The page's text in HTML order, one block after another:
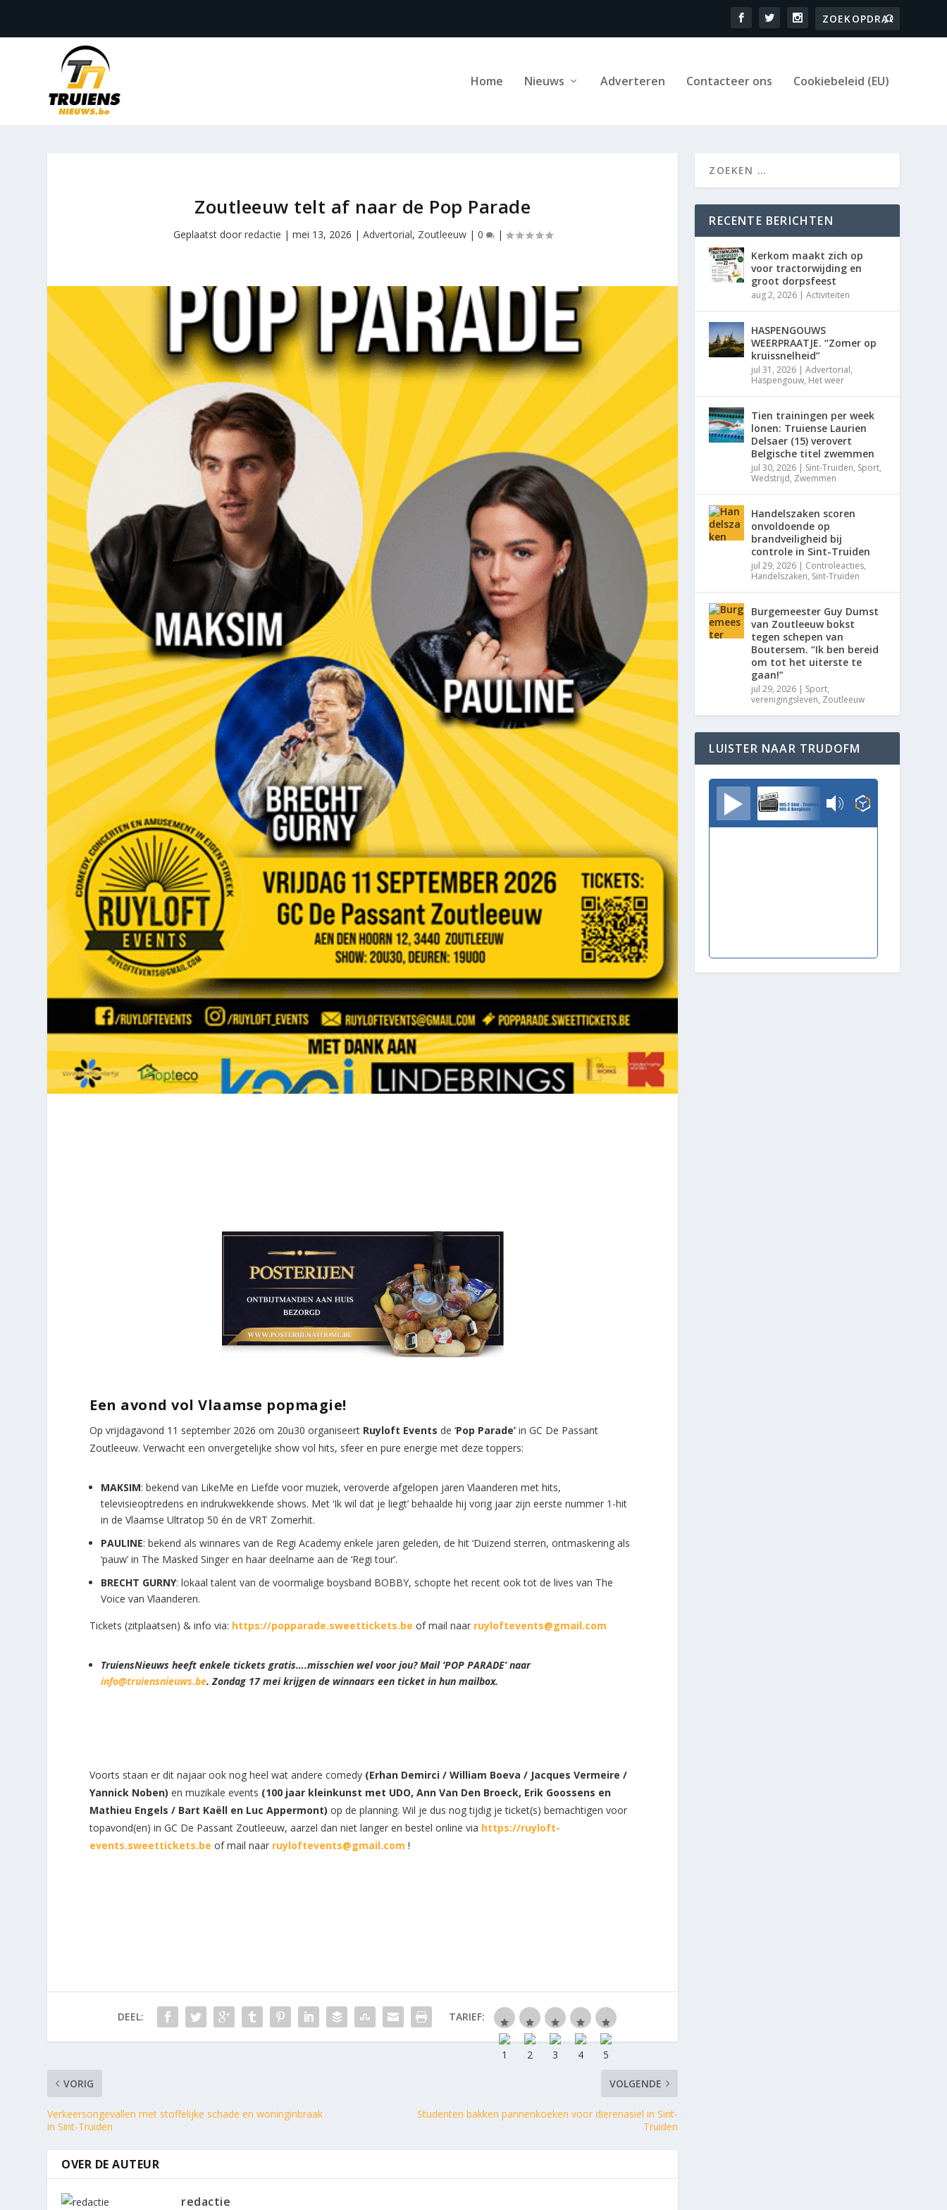
Home Nieuws Adverteren Contacteer ons Cookiebeleid (EU)
Zoutleeuw telt af naar de Pop Parade
Geplaatst door redactie | mei 13, 2026 | Advertorial, Zoutleeuw| 0 |
Een avond vol Vlaamse popmagie!
Op vrijdagavond 11 september 2026 om 20u30 organiseert Ruyloft Events de ‘Pop Parade’ in GC De Passant
Zoutleeuw. Verwacht een onvergetelijke show vol hits, sfeer en pure energie met deze toppers:
MAKSIM: bekend van LikeMe en Liefde voor muziek, veroverde afgelopen jaren Vlaanderen met hits,
televisieoptredens en indrukwekkende shows. Met ‘Ik wil dat je liegt’ behaalde hij vorig jaar zijn eerste nummer 1-hit
in de Vlaamse Ultratop 50 én de VRT Zomerhit.
PAULINE: bekend als winnares van de Regi Academy enkele jaren geleden, de hit ‘Duizend sterren, ontmaskering als
‘pauw’ in The Masked Singer en haar deelname aan de ‘Regi tour’.
BRECHT GURNY: lokaal talent van de voormalige boysband BOBBY, schopte het recent ook tot de lives van The
Voice van Vlaanderen.
Tickets (zitplaatsen) & info via: https://popparade.sweettickets.be of mail naar ruyloftevents@gmail.com
TruiensNieuws heeft enkele tickets gratis….misschien wel voor jou? Mail ‘POP PARADE’ naar
info@truiensnieuws.be. Zondag 17 mei krijgen de winnaars een ticket in hun mailbox.
Voorts staan er dit najaar ook nog heel wat andere comedy (Erhan Demirci / William Boeva / Jacques Vermeire /
Yannick Noben)en muzikale events (100 jaar kleinkunst met UDO, Ann Van Den Broeck, Erik Goossens en
Mathieu Engels / Bart Kaëll en Luc Appermont)op de planning. Wil je dus nog tijdig je ticket(s) bemachtigen voor
topavond(en) in GC De Passant Zoutleeuw, aarzel dan niet langer en bestel online via https://ruyloft-
events.sweettickets.be of mail naar ruyloftevents@gmail.com !
DEEL: TARIEF:
VORIG
Verkeersongevallen met stoffelijke schade en woninginbraak
in Sint-Truiden
VOLGENDE
Studenten bakken pannenkoeken voor dierenasiel in Sint-
Truiden
OVER DE AUTEUR
redactie
RECENTE BERICHTEN
Kerkom maakt zich op
voor tractorwijding en
groot dorpsfeest
aug 2, 2026 |Activiteiten
HASPENGOUWS
WEERPRAATJE. “Zomer op
kruissnelheid”
jul 31, 2026 |Advertorial,
Haspengouw, Het weer
Tien trainingen per week
lonen: Truiense Laurien
Delsaer (15) verovert
Belgische titel zwemmen
jul 30, 2026 | Sint-Truiden, Sport,
Wedstrijd, Zwemmen
Handelszaken scoren
onvoldoende op
brandveiligheid bij
controle in Sint-Truiden
jul 29, 2026 | Controleacties,
Handelszaken, Sint-Truiden
Burgemeester Guy Dumst
van Zoutleeuw bokst
tegen schepen van
Boutersem. “Ik ben bereid
om tot het uiterste te
gaan!”
jul 29, 2026 | Sport,
verenigingsleven, Zoutleeuw
LUISTER NAAR TRUDOFM
TrudoFM